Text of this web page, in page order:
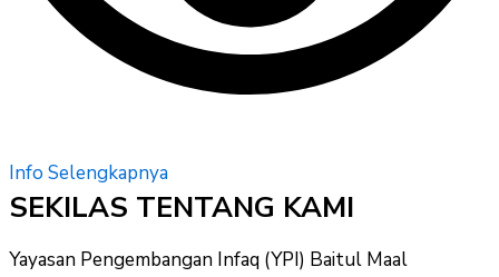
Info Selengkapnya
SEKILAS TENTANG KAMI
Yayasan Pengembangan Infaq (YPI) Baitul Maal